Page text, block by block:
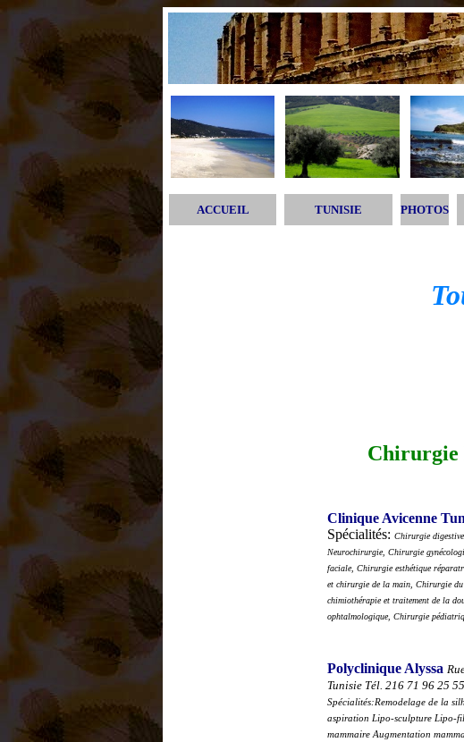
ACCUEIL TUNISIE PHOTOS
Chirurgie
Clinique Avicenne
Spécialités: Chirurgie
Neurochirurgie, Chirurgie
faciale, Chirurgie esthétique
et chirurgie de la main, Chirurgie
chimiothérapie et traitement de la
ophtalmologique, Chirurgie
Polyclinique Alyssa
Tunisie Tél. 216 71 96 25
Spécialités:Remodelage de la
aspiration Lipo-sculpture Lipo-
mammaire Augmentation